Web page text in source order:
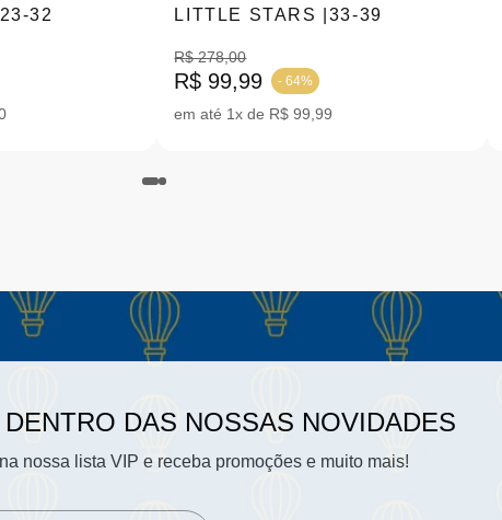
32
LITTLE STARS |33-39
R$ 278,00
R$ 99,99 - 64%
em até 1x de R$ 99,99
DAS NOSSAS NOVIDADES
nossa lista VIP e receba promoções e muito mais!